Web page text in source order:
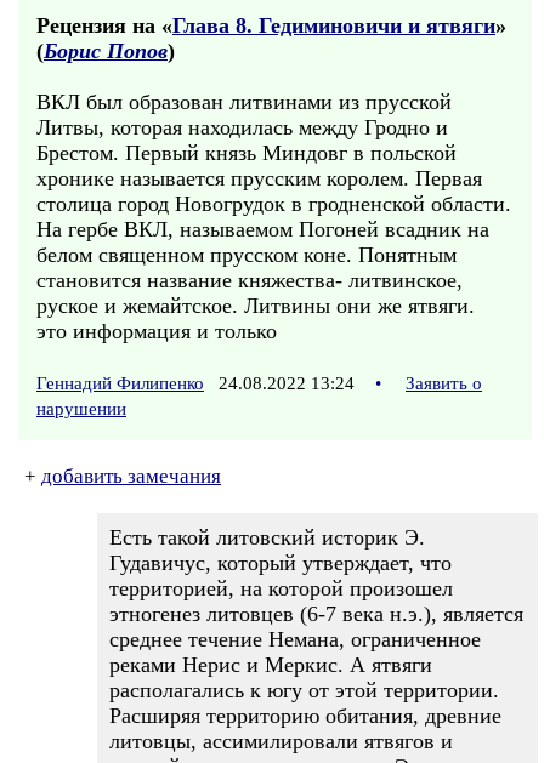
Рецензия на «Глава 8. Гедиминовичи и ятвяги»
(Борис Попов)
ВКЛ был образован литвинами из прусской
Литвы, которая находилась между Гродно и
Брестом. Первый князь Миндовг в польской
хронике называется прусским королем. Первая
столица город Новогрудок в гродненской области.
На гербе ВКЛ, называемом Погоней всадник на
белом священном прусском коне. Понятным
становится название княжества- литвинское,
руское и жемайтское. Литвины они же ятвяги.
это информация и только
Геннадий Филипенко 24.08.2022 13:24 •
Заявить о
нарушении
+ добавить замечания
Есть такой литовский историк Э.
Гудавичус, который утверждает, что
территорией, на которой произошел
этногенез литовцев (6-7 века н.э.), является
среднее течение Немана, ограниченное
реками Нерис и Меркис. А ятвяги
располагались к югу от этой территории.
Расширяя территорию обитания, древние
литовцы, ассимилировали ятвягов и